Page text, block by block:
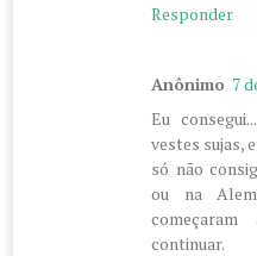
Responder
Anônimo 7
Eu
vestes sujas,
só não
ou na
continuar.